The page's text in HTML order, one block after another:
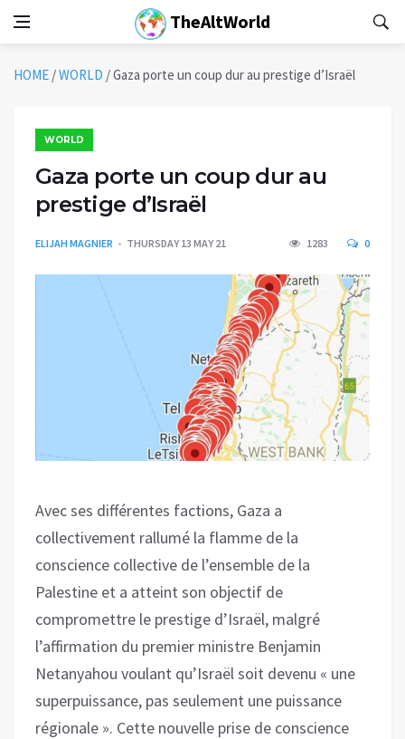
TheAltWorld
HOME /WORLD /Gaza porte un coup dur au prestige d’Israël
WORLD
Gaza porte un coup dur au
prestige d’Israël
ELIJAH MAGNIER THURSDAY 13 MAY 21 1283 0
Avec ses différentes factions, Gaza a
collectivement rallumé la flamme de la
conscience collective de l’ensemble de la
Palestine et a atteint son objectif de
compromettre le prestige d’Israël, malgré
l’affirmation du premier ministre Benjamin
Netanyahou voulant qu’Israël soit devenu « une
superpuissance, pas seulement une puissance
régionale ». Cette nouvelle prise de conscience